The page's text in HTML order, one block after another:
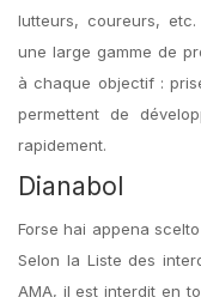
lutteurs, coureurs,
une large gamme de
à chaque objectif :
permettent de
rapidement.
Dianabol
Forse hai appena
Selon la Liste des
AMA, il est interdit en